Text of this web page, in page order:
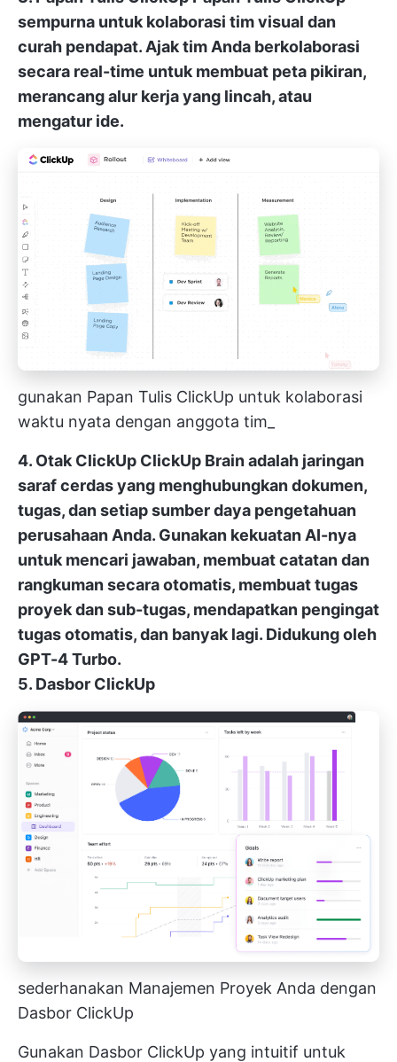
sempurna untuk kolaborasi tim visual dan
curah pendapat. Ajak tim Anda berkolaborasi
secara real-time untuk membuat peta pikiran,
merancang alur kerja yang lincah, atau
mengatur ide.
gunakan Papan Tulis ClickUp untuk kolaborasi
waktu nyata dengan anggota tim_
4. Otak ClickUp ClickUp Brainadalah jaringan
saraf cerdas yang menghubungkan dokumen,
tugas, dan setiap sumber daya pengetahuan
perusahaan Anda. Gunakan kekuatan AI-nya
untuk mencari jawaban, membuat catatan dan
rangkuman secara otomatis, membuat tugas
proyek dan sub-tugas, mendapatkan pengingat
tugas otomatis, dan banyak lagi. Didukung oleh
GPT-4 Turbo.
5. Dasbor ClickUp
sederhanakan Manajemen Proyek Anda dengan
Dasbor ClickUp
Gunakan Dasbor ClickUp yang intuitif untuk